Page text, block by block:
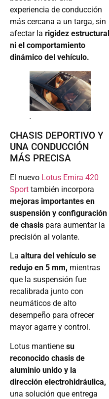
experiencia de conducción
más cercana a un targa, sin
afectar la rigidez estructural
ni el comportamiento
dinámico del vehículo.
.
CHASIS DEPORTIVO Y
UNA CONDUCCIÓN
MÁS PRECISA
El nuevo Lotus Emira 420
Sport también incorpora
mejoras importantes en
suspensión y configuración
de chasis para aumentar la
precisión al volante.
La altura del vehículo se
redujo en 5 mm, mientras
que la suspensión fue
recalibrada junto con
neumáticos de alto
desempeño para ofrecer
mayor agarre y control.
Lotus mantiene su
reconocido chasis de
aluminio unido y la
dirección electrohidráulica,
una solución que entrega